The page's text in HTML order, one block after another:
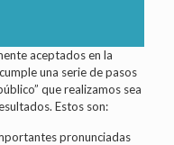
aceptados en la
una serie de pasos
que realizamos sea
Estos son:
pronunciadas